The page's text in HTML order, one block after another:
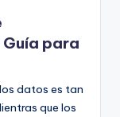
Guía para
datos es tan
que los